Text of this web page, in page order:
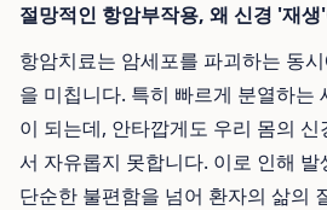
절망적인 항암부작용, 왜 신경 '재
항암치료는 암세포를 파괴하는 동
을 미칩니다. 특히 빠르게 분열하는
이 되는데, 안타깝게도 우리 몸의
서 자유롭지 못합니다. 이로 인해
단순한 불편함을 넘어 환자의 삶의